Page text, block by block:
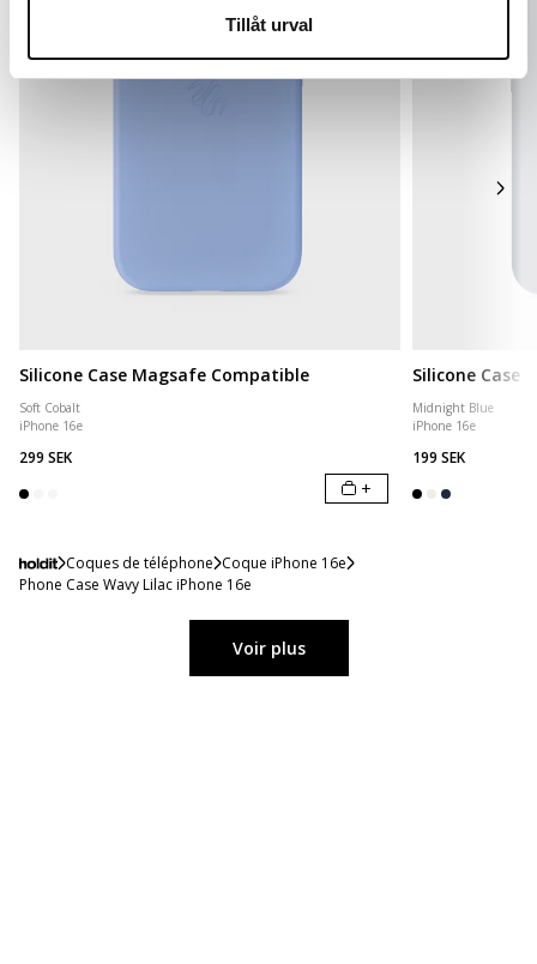
Tillåt urval
Silicone Case Magsafe Compatible
Soft Cobalt
iPhone 16e
299 SEK
+
Silicone Case
Midnight Blue
iPhone 16e
199 SEK
Coques de téléphone Coque iPhone 16e
Phone Case Wavy Lilac iPhone 16e
Voir plus